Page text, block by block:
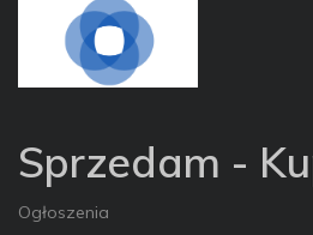
Sprzedam -
Ogłoszenia